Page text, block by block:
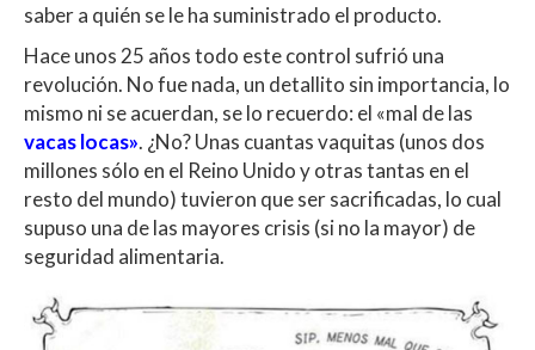
saber a quién se le ha suministrado el producto.
Hace unos 25 años todo este control sufrió una
revolución. No fue nada, un detallito sin importancia, lo
mismo ni se acuerdan, se lo recuerdo: el «mal de las
vacas locas». ¿No? Unas cuantas vaquitas (unos dos
millones sólo en el Reino Unido y otras tantas en el
resto del mundo) tuvieron que ser sacrificadas, lo cual
supuso una de las mayores crisis (si no la mayor) de
seguridad alimentaria.